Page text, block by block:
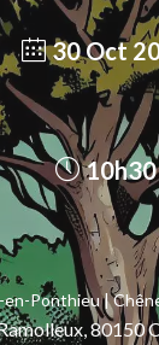
30 Oct
10h30
Ponthieu |
80150